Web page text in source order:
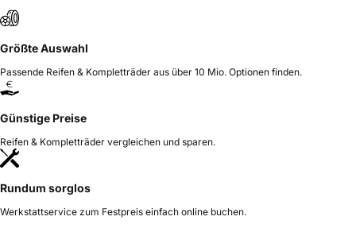
Größte Auswahl
Passende Reifen & Kompletträder aus über 10 Mio. Optionen finden.
Günstige Preise
Reifen & Kompletträder vergleichen und sparen.
Rundum sorglos
Werkstattservice zum Festpreis einfach online buchen.